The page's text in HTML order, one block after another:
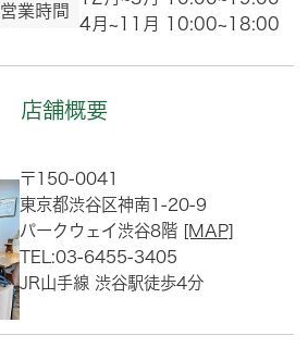
営業時間
4月~11月 10:00~18:00
店舗概要
〒150-0041
東京都渋谷区神南1-20-9
パークウェイ渋谷8階 [MAP]
TEL:03-6455-3405
JR山手線 渋谷駅徒歩4分